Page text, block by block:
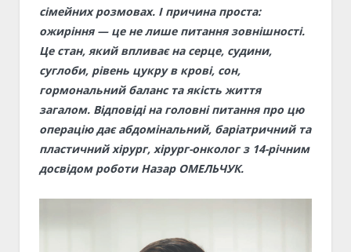
сімейних розмовах. І причина проста:
ожиріння — це не лише питання зовнішності.
Це стан, який впливає на серце, судини,
суглоби, рівень цукру в крові, сон,
гормональний баланс та якість життя
загалом. Відповіді на головні питання про цю
операцію дає абдомінальний, баріатричний та
пластичний хірург, хірург-онколог з 14-річним
досвідом роботи Назар ОМЕЛЬЧУК.